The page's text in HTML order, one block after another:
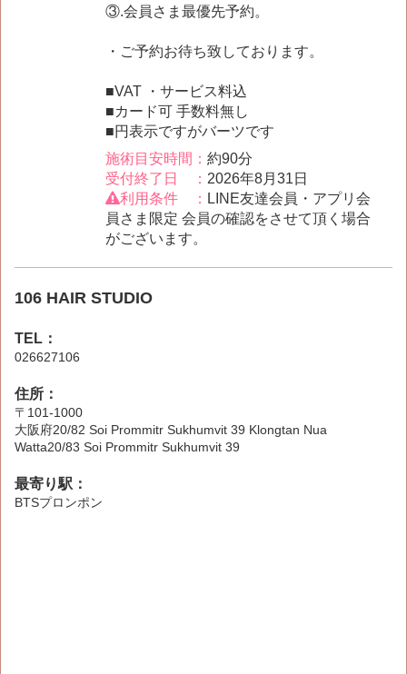
③.会員さま最優先予約。
・ご予約お待ち致しております。
■VAT ・サービス料込
■カード可 手数料無し
■円表示ですがバーツです
施術目安時間： 約90分
受付終了日 ： 2026年8月31日
利用条件 ： LINE友達会員・アプリ会
員さま限定 会員の確認をさせて頂く場合
がございます。
106 HAIR STUDIO
TEL：
026627106
住所：
〒101-1000
大阪府20/82 Soi Prommitr Sukhumvit 39 Klongtan Nua
Watta20/83 Soi Prommitr Sukhumvit 39
最寄り駅：
BTSプロンポン